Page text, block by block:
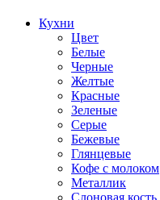
Кухни
Цвет
Белые
Черные
Желтые
Красные
Зеленые
Серые
Бежевые
Глянцевые
Кофе с молоком
Металлик
Слоновая кость